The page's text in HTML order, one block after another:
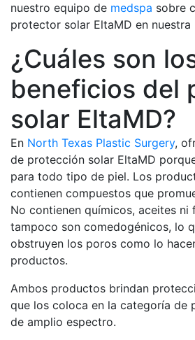
nuestro equipo de medspa sobre
protector solar EltaMD en nuestra
¿Cuáles son
beneficios del
solar EltaMD?
En North Texas Plastic Surgery,
de protección solar EltaMD
para todo tipo de piel. Los
contienen compuestos que
No contienen químicos, aceites ni
tampoco son comedogénicos, lo
obstruyen los poros como lo
productos.
Ambos productos brindan
que los coloca en la categoría de
de amplio espectro.